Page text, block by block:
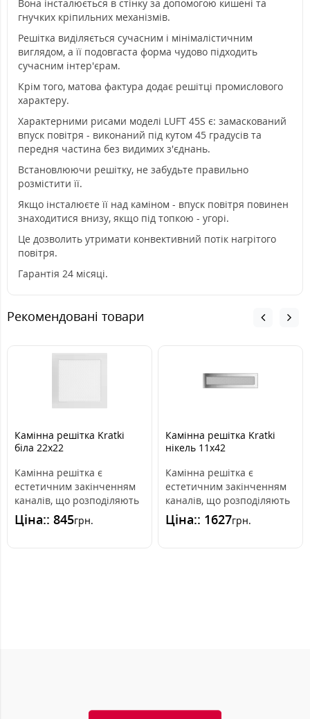
Вона інсталюється в стінку за допомогою кишені та
гнучких кріпильних механізмів.
Решітка виділяється сучасним і мінімалістичним
виглядом, а її подовгаста форма чудово підходить
сучасним інтер'єрам.
Крім того, матова фактура додає решітці промислового
характеру.
Характерними рисами моделі LUFT 45S є: замаскований
впуск повітря - виконаний під кутом 45 градусів та
передня частина без видимих з'єднань.
Встановлюючи решітку, не забудьте правильно
розмістити її.
Якщо інсталюєте її над каміном - впуск повітря повинен
знаходитися внизу, якщо під топкою - угорі.
Це дозволить утримати конвективний потік нагрітого
повітря.
Гарантія 24 місяці.
Рекомендовані товари
Камінна решітка Kratki
біла 22x22
Камінна решітка є
естетичним закінченням
каналів, що розподіляють
гаряче повітря з каміна.
Вона вмо..
Ціна:: 845грн.
Камінна решітка Kratki
нікель 11x42
Камінна решітка є
естетичним закінченням
каналів, що розподіляють
гаряче повітря з каміна.
Вона вмо..
Ціна:: 1627грн.